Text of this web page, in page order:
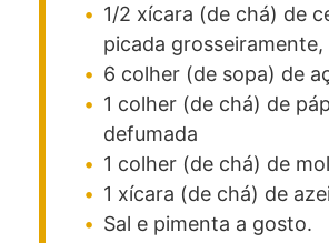
1/2 xícara (de chá) de
picada grosseiramente,
6 colher (de sopa) de
1 colher (de chá) de
defumada
1 colher (de chá) de
1 xícara (de chá) de
Sal e pimenta a gosto.